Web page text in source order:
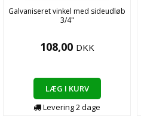
Galvaniseret vinkel med sideudløb
3/4"
108,00 DKK
LÆG I KURV
Levering2dage